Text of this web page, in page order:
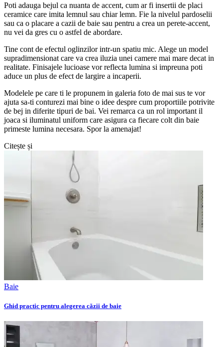
Poti adauga bejul ca nuanta de accent, cum ar fi insertii de placi
ceramice care imita lemnul sau chiar lemn. Fie la nivelul pardoselii
sau ca o placare a cazii de baie sau pentru a crea un perete-accent,
nu vei da gres cu o astfel de abordare.
Tine cont de efectul oglinzilor intr-un spatiu mic. Alege un model
supradimensionat care va crea iluzia unei camere mai mare decat in
realitate. Finisajele lucioase vor reflecta lumina si impreuna poti
aduce un plus de efect de largire a incaperii.
Modelele pe care ti le propunem in galeria foto de mai sus te vor
ajuta sa-ti conturezi mai bine o idee despre cum proportiile potrivite
de bej in diferite tipuri de bai. Vei remarca ca un rol important il
joaca si iluminatul uniform care asigura ca fiecare colt din baie
primeste lumina necesara. Spor la amenajat!
Citește și
Baie
Ghid practic pentru alegerea căzii de baie